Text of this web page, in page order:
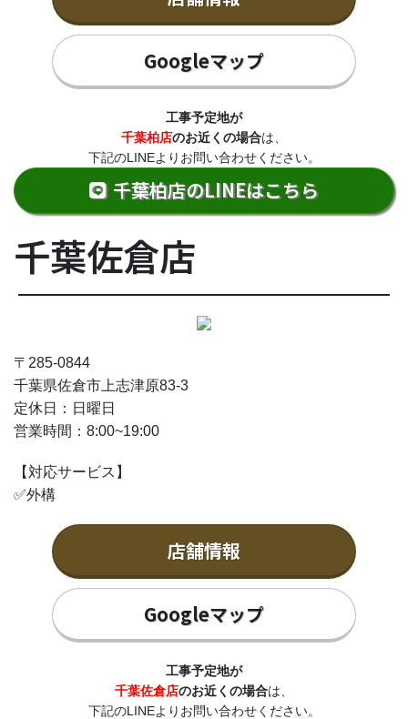
Googleマップ
工事予定地が
千葉柏店のお近くの場合は、
下記のLINEよりお問い合わせください。
千葉柏店のLINEはこちら
千葉佐倉店
〒285-0844
千葉県佐倉市上志津原83-3
定休日：日曜日
営業時間：8:00~19:00
【対応サービス】
✅外構
店舗情報
Googleマップ
工事予定地が
千葉佐倉店のお近くの場合は、
下記のLINEよりお問い合わせください。